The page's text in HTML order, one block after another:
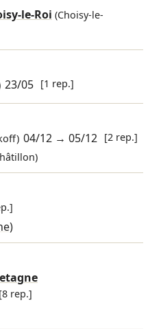
le-Roi (Choisy-le-
23/05 [1 rep.]
04/12 →05/12 [2 rep.]
[8 rep.]